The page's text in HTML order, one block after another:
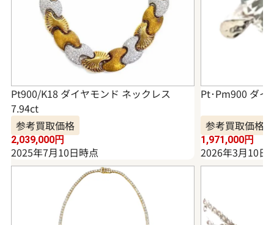
Pt900/K18 ダイヤモンド ネックレス
7.94ct
参考買取価格
2,039,000円
2025年7月10日時点
Pt･Pm900 ダイ
参考買取価格
1,971,000円
2026年3月10日